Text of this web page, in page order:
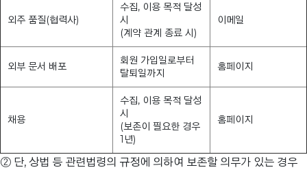
외주 품질(협력사)
수집, 이용 목적 달성
시
(계약 관계 종료 시)
이메일
외부 문서 배포
회원 가입일로부터
탈퇴일까지
홈페이지
채용
수집, 이용 목적 달성
시
(보존이 필요한 경우
1년)
홈페이지
② 단, 상법 등 관련법령의 규정에 의하여 보존할 의무가 있는 경우